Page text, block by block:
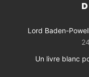
Lord Baden-
Un livre blanc